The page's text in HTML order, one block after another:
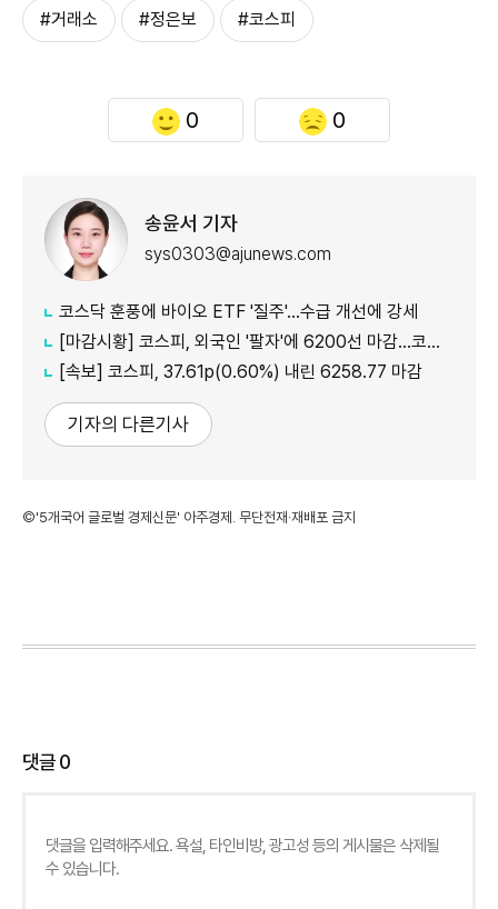
#거래소 #정은보 #코스피
0 0
송윤서 기자
sys0303@ajunews.com
코스닥 훈풍에 바이오 ETF '질주'…수급 개선에 강세
[마감시황] 코스피, 외국인 '팔자'에 6200선 마감…코스닥도 하락
[속보] 코스피, 37.61p(0.60%) 내린 6258.77 마감
기자의 다른기사
©'5개국어 글로벌 경제신문' 아주경제. 무단전재·재배포 금지
댓글0